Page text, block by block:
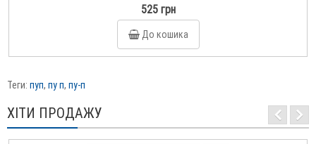
525 грн
До кошика
Теги: пуп, пу п, пу-п
ХІТИ ПРОДАЖУ